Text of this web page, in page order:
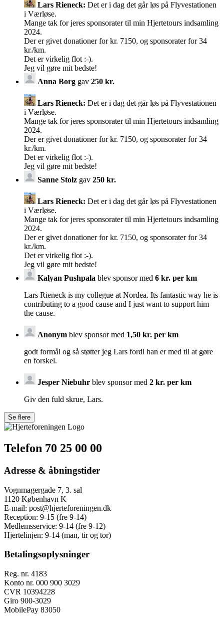
Lars Rieneck: Det er i dag det går løs på Flyvestationen
i Værløse.
Mange tak for jeres sponsorater til min Hjertetours indsamling
2024.
Der er givet donationer for kr. 7150, og sponsorater for 34
kr./km.
Det er virkelig flot :-).
Jeg vil gøre mit bedste!
Anna Borg gav 250 kr.
Lars Rieneck: Det er i dag det går løs på Flyvestationen
i Værløse.
Mange tak for jeres sponsorater til min Hjertetours indsamling
2024.
Der er givet donationer for kr. 7150, og sponsorater for 34
kr./km.
Det er virkelig flot :-).
Jeg vil gøre mit bedste!
Sanne Stolz gav 250 kr.
Lars Rieneck: Det er i dag det går løs på Flyvestationen
i Værløse.
Mange tak for jeres sponsorater til min Hjertetours indsamling
2024.
Der er givet donationer for kr. 7150, og sponsorater for 34
kr./km.
Det er virkelig flot :-).
Jeg vil gøre mit bedste!
Kalyan Pushpala blev sponsor med 6 kr. per km
Lars Rieneck is my collegue at Nordea. Its fantastic way he is
contributing to a good cause and I just want to support him
the cause.
Anonym blev sponsor med 1,50 kr. per km
godt formål og så støtter jeg Lars fordi han er med til at gøre
en forskel.
Jesper Niebuhr blev sponsor med 2 kr. per km
Giv den fuld skrue, Lars.
Telefon 70 25 00 00
Adresse & åbningstider
Vognmagergade 7, 3. sal
1120 København K
E-mail: post@hjerteforeningen.dk
Reception: 9-15 (fre 9-14)
Medlemsservice: 9-14 (fre 9-12)
Hjertelinjen: 9-14 (man, tir og tor)
Betalingsoplysninger
Reg. nr. 4183
Konto nr. 000 900 3029
CVR 10394228
Giro 900-3029
MobilePay 83050